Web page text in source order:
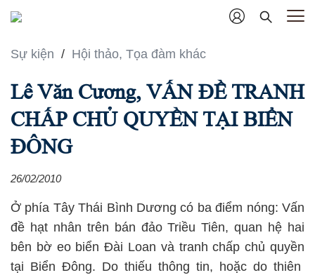
Sự kiện / Hội thảo, Tọa đàm khác
Lê Văn Cương, VẤN ĐỀ TRANH
CHẤP CHỦ QUYỀN TẠI BIỂN
ĐÔNG
26/02/2010
Ở phía Tây Thái Bình Dương có ba điểm nóng: Vấn
đề hạt nhân trên bán đảo Triều Tiên, quan hệ hai
bên bờ eo biển Đài Loan và tranh chấp chủ quyền
tại Biển Đông. Do thiếu thông tin, hoặc do thiên